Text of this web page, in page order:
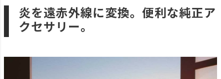
炎を遠赤外線に変換。便利な純正ア
クセサリー。